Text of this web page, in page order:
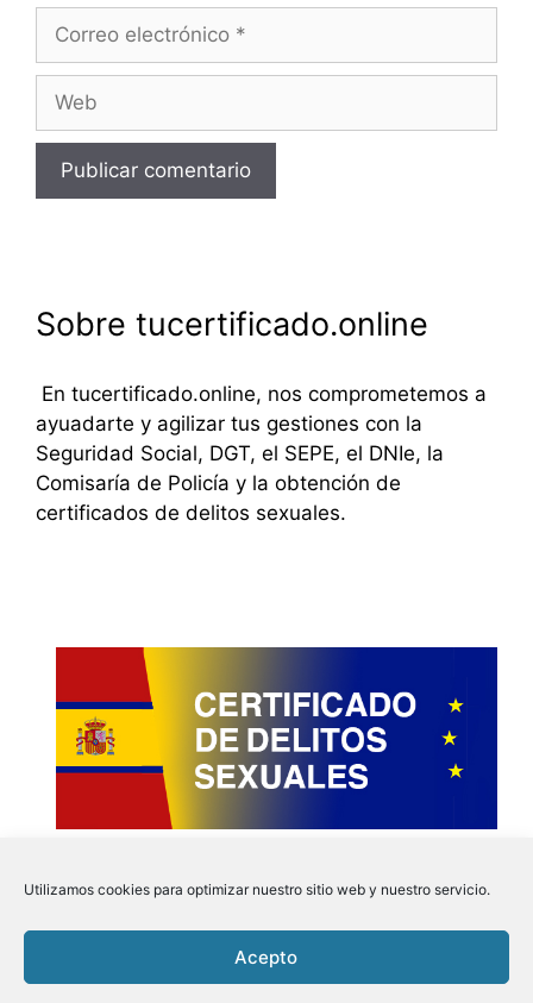
Utilizamos cookies para optimizar nuestro sitio web y nuestro servicio.
Acepto
Correo
Web
Sobre tucertificado.online
En tucertificado.online, nos comprometemos a
ayuadarte y agilizar tus gestiones con la
Seguridad Social, DGT, el SEPE, el DNIe, la
Comisaría de Policía y la obtención de
certificados de delitos sexuales.
Instagram